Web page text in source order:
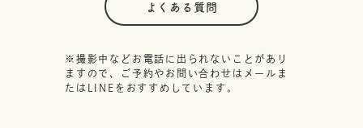
よくある質問
※撮影中などお電話に出られないことがあり
ますので、ご予約やお問い合わせはメールま
たはLINEをおすすめしています。